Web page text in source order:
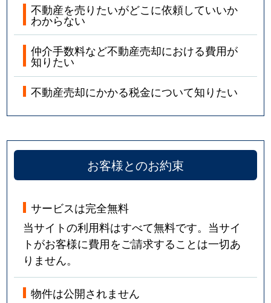
不動産を売りたいがどこに依頼していいか
わからない
仲介手数料など不動産売却における費用が
知りたい
不動産売却にかかる税金について知りたい
お客様とのお約束
サービスは完全無料
当サイトの利用料はすべて無料です。当サイ
トがお客様に費用をご請求することは一切あ
りません。
物件は公開されません